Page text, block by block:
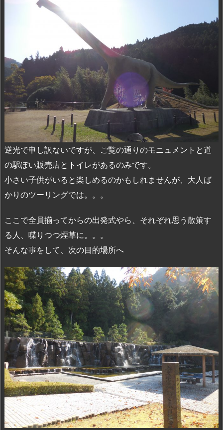
逆光で申し訳ないですが、ご覧の通りのモニュメントと道
の駅ぽい販売店とトイレがあるのみです。
小さい子供がいると楽しめるのかもしれませんが、大人ば
かりのツーリングでは。。。
ここで全員揃ってからの出発式やら、それぞれ思う散策す
る人、喋りつつ煙草に。。。
そんな事をして、次の目的場所へ